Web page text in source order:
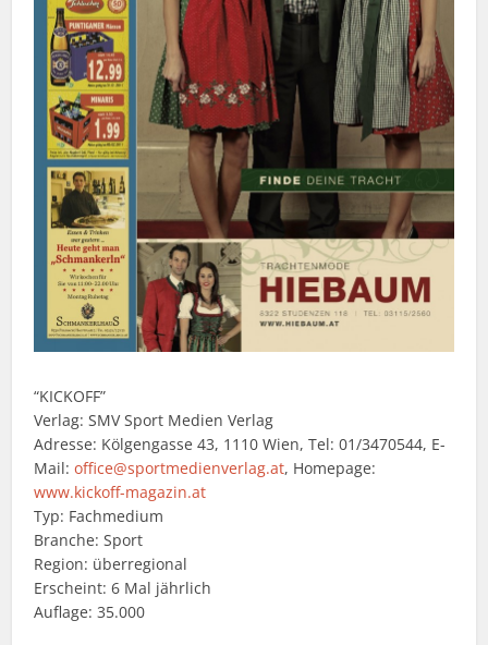
“KICKOFF”
Verlag: SMV Sport Medien Verlag
Adresse: Kölgengasse 43, 1110 Wien, Tel: 01/3470544, E-
Mail:office@sportmedienverlag.at, Homepage:
www.kickoff-magazin.at
Typ: Fachmedium
Branche: Sport
Region: überregional
Erscheint: 6 Mal jährlich
Auflage: 35.000